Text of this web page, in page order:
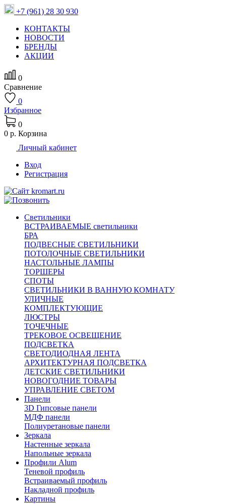
+7 (961) 28 30 930
КОНТАКТЫ
НОВОСТИ
БРЕНДЫ
АКЦИИ
0
Сравнение
0
Избранное
0
0 р. Корзина
Личный кабинет
Вход
Регистрация
Светильники
ВСТРАИВАЕМЫЕ светильники
БРА
ПОДВЕСНЫЕ СВЕТИЛЬНИКИ
ПОТОЛОЧНЫЕ СВЕТИЛЬНИКИ
НАСТОЛЬНЫЕ ЛАМПЫ
ТОРШЕРЫ
СПОТЫ
СВЕТИЛЬНИКИ В ВАННУЮ КОМНАТУ
УЛИЧНЫЕ
КОМПЛЕКТУЮЩИЕ
ЛЮСТРЫ
ТОЧЕЧНЫЕ
ТРЕКОВОЕ ОСВЕЩЕНИЕ
ПОДСВЕТКА
СВЕТОДИОДНАЯ ЛЕНТА
АРХИТЕКТУРНАЯ ПОДСВЕТКА
ДЕТСКИЕ СВЕТИЛЬНИКИ
НОВОГОДНИЕ ТОВАРЫ
УПРАВЛЕНИЕ СВЕТОМ
Панели
3D Гипсовые панели
МДФ панели
Полиуретановые панели
Зеркала
Настенные зеркала
Напольные зеркала
Профили Alum
Теневой профиль
Встраиваемый профиль
Накладной профиль
Картины